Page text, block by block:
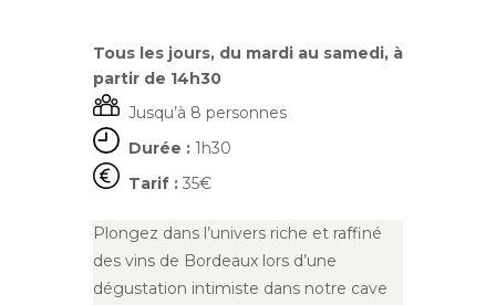
Tous les jours, du mardi au samedi, à
partir de 14h30
Jusqu’à 8 personnes
Durée : 1h30
Tarif : 35€
Plongez dans l’univers riche et raffiné
des vins de Bordeaux lors d’une
dégustation intimiste dans notre cave